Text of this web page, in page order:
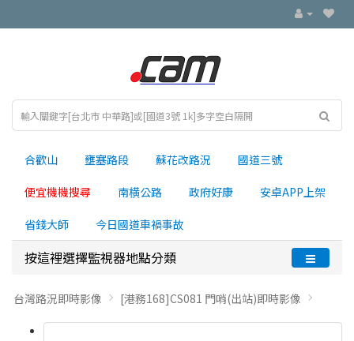
合歡山 壅塞路段 蘇花改路況 國道三號
便宜機機搜尋 南横公路 政府好康 安卓APP上架
省錢大師 今日國道車禍事故
按這裡選擇監視器地點分類
台灣路況即時影像 [港務168]CS081 門哨(出站)即時影像